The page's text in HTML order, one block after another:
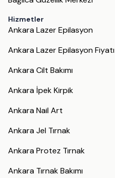
Hizmetler
Ankara Lazer Epilasyon
Ankara Lazer Epilasyon Fiyatı
Ankara Cilt Bakımı
Ankara İpek Kirpik
Ankara Nail Art
Ankara Jel Tırnak
Ankara Protez Tırnak
Ankara Tırnak Bakımı